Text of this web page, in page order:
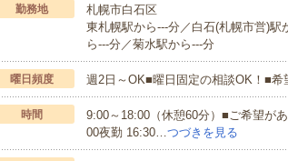
勤務地
札幌市白石区
東札幌駅から---分／白石(札幌市営)
ら---分／菊水駅から---分
曜日頻度 週2日～OK■曜日固定の相談OK！■希
時間
9:00～18:00（休憩60分）■ご希望が
00夜勤 16:30…つづきを見る